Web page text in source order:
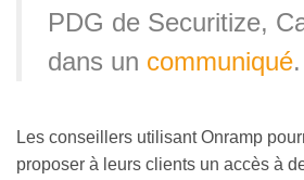
PDG de Securitize,
dans un communiqué.
Les conseillers utilisant Onramp
proposer à leurs clients un accès à